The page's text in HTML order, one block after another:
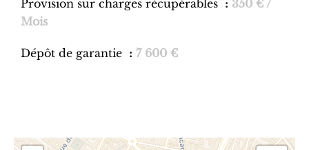
Provision sur charges récupérables
350 € /
Mois
Dépôt de garantie 7 600 €